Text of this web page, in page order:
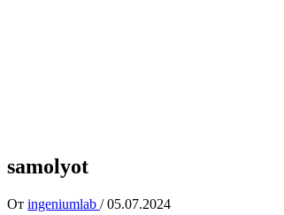
samolyot
От ingeniumlab /05.07.2024